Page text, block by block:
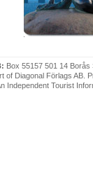
Box 55157 501 14
Diagonal Förlags AB.
Independent Tourist